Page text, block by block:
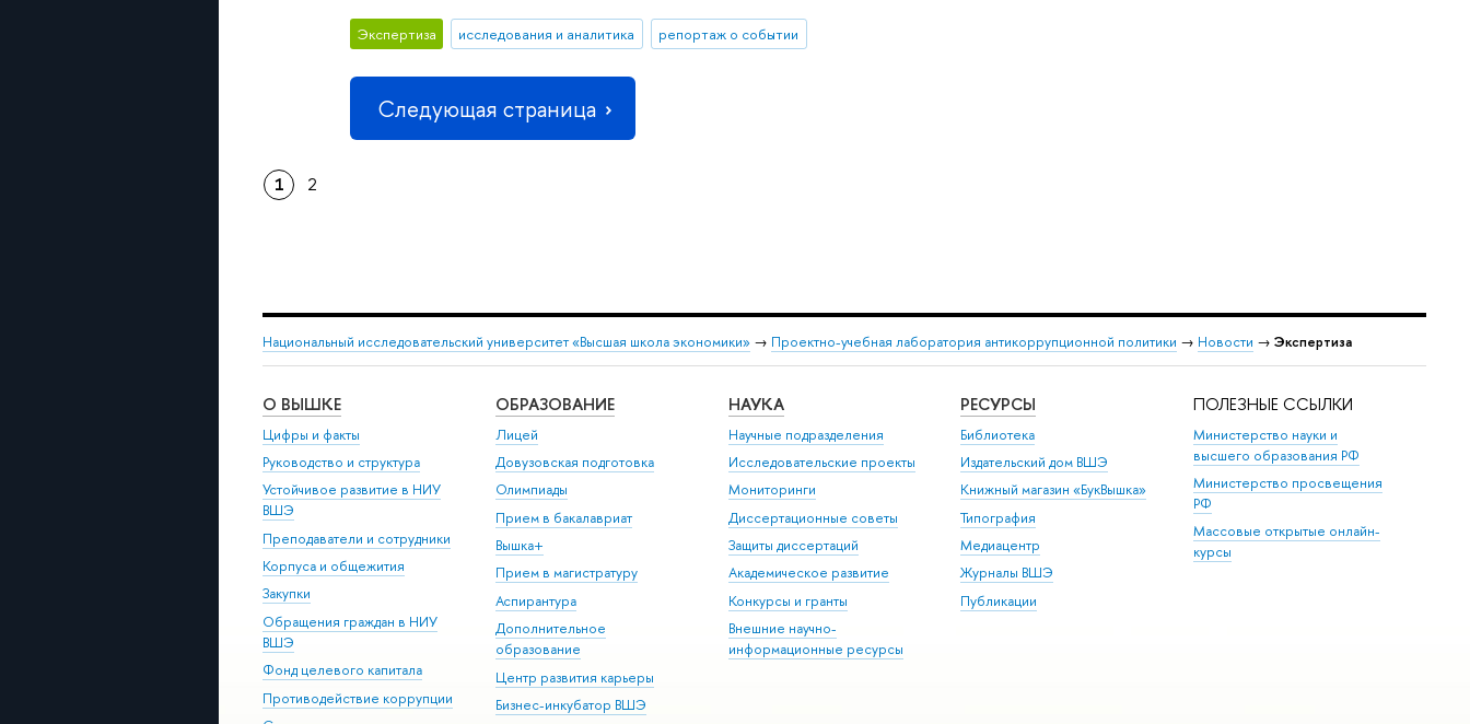
Экспертиза исследования и аналитика репортаж о событии
Следующая страница
1 2
Национальный исследовательский университет «Высшая школа экономики» → Проектно-учебная лаборатория антикоррупционной политики → Новости → Экспертиза
О ВЫШКЕ
Цифры и факты
Руководство и структура
Устойчивое развитие в НИУ
ВШЭ
Преподаватели и сотрудники
Корпуса и общежития
Закупки
Обращения граждан в НИУ
ВШЭ
Фонд целевого капитала
Противодействие коррупции
ОБРАЗОВАНИЕ
Лицей
Довузовская подготовка
Олимпиады
Прием в бакалавриат
Вышка+
Прием в магистратуру
Аспирантура
Дополнительное
образование
Центр развития карьеры
Бизнес-инкубатор ВШЭ
НАУКА
Научные подразделения
Исследовательские проекты
Мониторинги
Диссертационные советы
Защиты диссертаций
Академическое развитие
Конкурсы и гранты
Внешние научно-
информационные ресурсы
РЕСУРСЫ
Библиотека
Издательский дом ВШЭ
Книжный магазин «БукВышка»
Типография
Медиацентр
Журналы ВШЭ
Публикации
ПОЛЕЗНЫЕ ССЫЛКИ
Министерство науки и
высшего образования РФ
Министерство просвещения
РФ
Массовые открытые онлайн-
курсы